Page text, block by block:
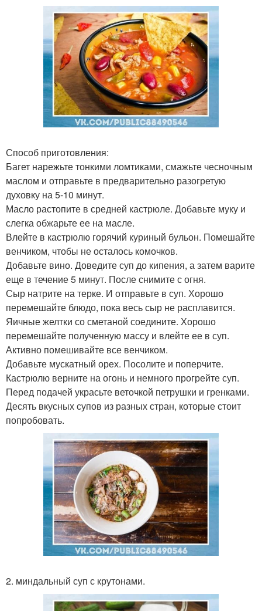
Способ приготовления:
Багет нарежьте тонкими ломтиками, смажьте чесночным
маслом и отправьте в предварительно разогретую
духовку на 5-10 минут.
Масло растопите в средней кастрюле. Добавьте муку и
слегка обжарьте ее на масле.
Влейте в кастрюлю горячий куриный бульон. Помешайте
венчиком, чтобы не осталось комочков.
Добавьте вино. Доведите суп до кипения, а затем варите
еще в течение 5 минут. После снимите с огня.
Сыр натрите на терке. И отправьте в суп. Хорошо
перемешайте блюдо, пока весь сыр не расплавится.
Яичные желтки со сметаной соедините. Хорошо
перемешайте полученную массу и влейте ее в суп.
Активно помешивайте все венчиком.
Добавьте мускатный орех. Посолите и поперчите.
Кастрюлю верните на огонь и немного прогрейте суп.
Перед подачей украсьте веточкой петрушки и гренками.
Десять вкусных супов из разных стран, которые стоит
попробовать.
2. миндальный суп с крутонами.